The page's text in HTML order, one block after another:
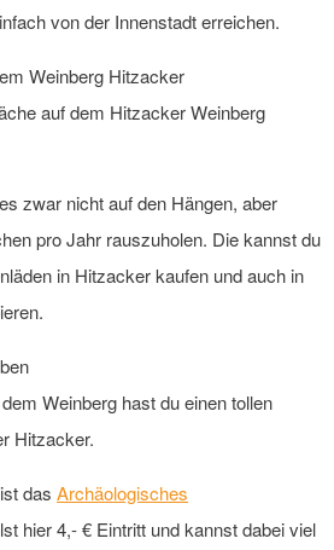
von der Innenstadt erreichen.
auf dem Hitzacker Weinberg
zwar nicht auf den Hängen, aber
pro Jahr rauszuholen. Die kannst du
in Hitzacker kaufen und auch in
Weinberg hast du einen tollen
Hitzacker.
das Archäologisches
hier 4,- € Eintritt und kannst dabei viel